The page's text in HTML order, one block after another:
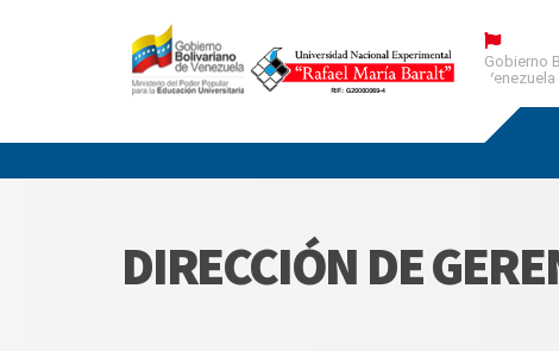
Gobierno
Venezuela
DIRECCIÓN DE